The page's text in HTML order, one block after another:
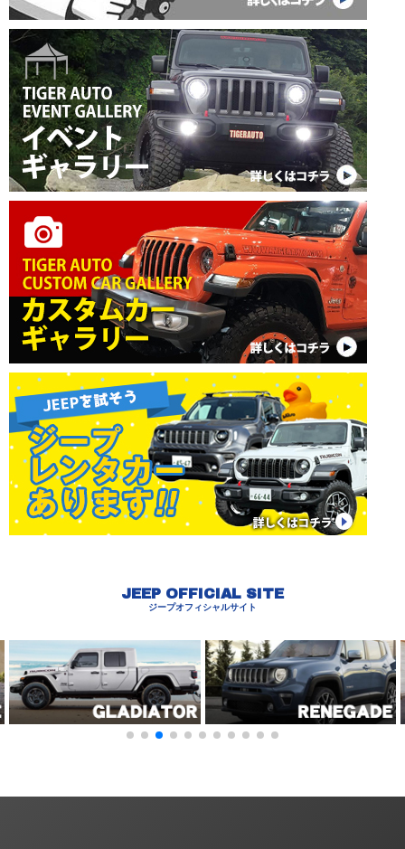
JEEP OFFICIAL SITE
ジープオフィシャルサイト